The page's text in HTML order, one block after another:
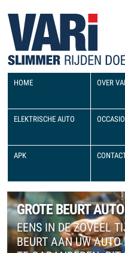
GROTE BEURT AUTO
EENS IN DE ZOVEEL
BEURT AAN UW
HOME OVER
ELEKTRISCHE AUTO
APK